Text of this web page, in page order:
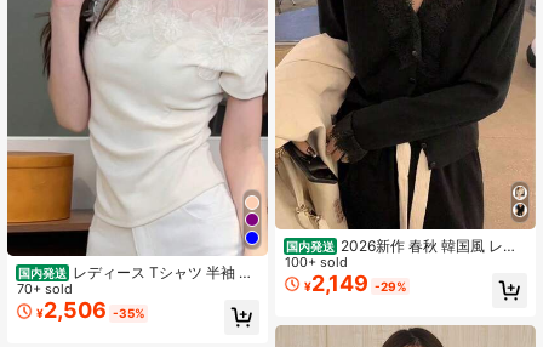
国内発送 レディース Tシャツ 半袖 カ
ットソー トップス 立体フラワー レ
ース チュール シアー 切替 オフショ
ル ボートネック 華奢見え デコルテ
70+ sold
¥2,506 -35%
国内発送 2026新作 春秋 韓国風 レデ
ィース カーディガン 長袖 優雅 フィ
ンガーレース Vネック 薄手 リラック
スしたトップス かわいい おしゃれ
100+ sold
¥2,149 -29%